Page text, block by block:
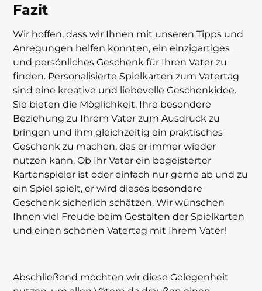
Fazit
Wir hoffen, dass wir Ihnen mit unseren Tipps und
Anregungen helfen konnten, ein einzigartiges
und persönliches Geschenk für Ihren Vater zu
finden. Personalisierte Spielkarten zum Vatertag
sind eine kreative und liebevolle Geschenkidee.
Sie bieten die Möglichkeit, Ihre besondere
Beziehung zu Ihrem Vater zum Ausdruck zu
bringen und ihm gleichzeitig ein praktisches
Geschenk zu machen, das er immer wieder
nutzen kann. Ob Ihr Vater ein begeisterter
Kartenspieler ist oder einfach nur gerne ab und zu
ein Spiel spielt, er wird dieses besondere
Geschenk sicherlich schätzen. Wir wünschen
Ihnen viel Freude beim Gestalten der Spielkarten
und einen schönen Vatertag mit Ihrem Vater!
Abschließend möchten wir diese Gelegenheit